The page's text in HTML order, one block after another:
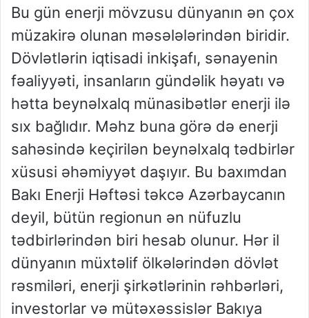
Bu gün enerji mövzusu dünyanın ən çox
müzakirə olunan məsələlərindən biridir.
Dövlətlərin iqtisadi inkişafı, sənayenin
fəaliyyəti, insanların gündəlik həyatı və
hətta beynəlxalq münasibətlər enerji ilə
sıx bağlıdır. Məhz buna görə də enerji
sahəsində keçirilən beynəlxalq tədbirlər
xüsusi əhəmiyyət daşıyır. Bu baxımdan
Bakı Enerji Həftəsi təkcə Azərbaycanın
deyil, bütün regionun ən nüfuzlu
tədbirlərindən biri hesab olunur. Hər il
dünyanın müxtəlif ölkələrindən dövlət
rəsmiləri, enerji şirkətlərinin rəhbərləri,
investorlar və mütəxəssislər Bakıya